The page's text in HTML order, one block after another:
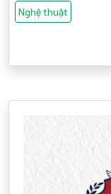
Nghệ thuật